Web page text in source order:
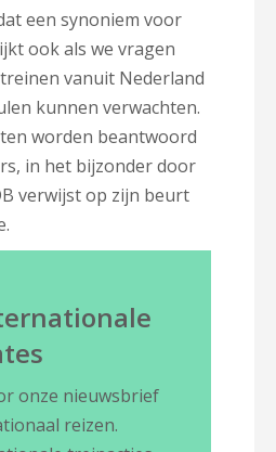
een synoniem voor
ook als we vragen
vanuit Nederland
kunnen verwachten.
worden beantwoord
in het bijzonder door
verwijst op zijn beurt
onze nieuwsbrief
reizen.